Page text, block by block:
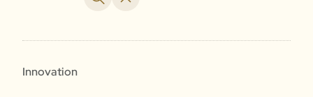
Innovation